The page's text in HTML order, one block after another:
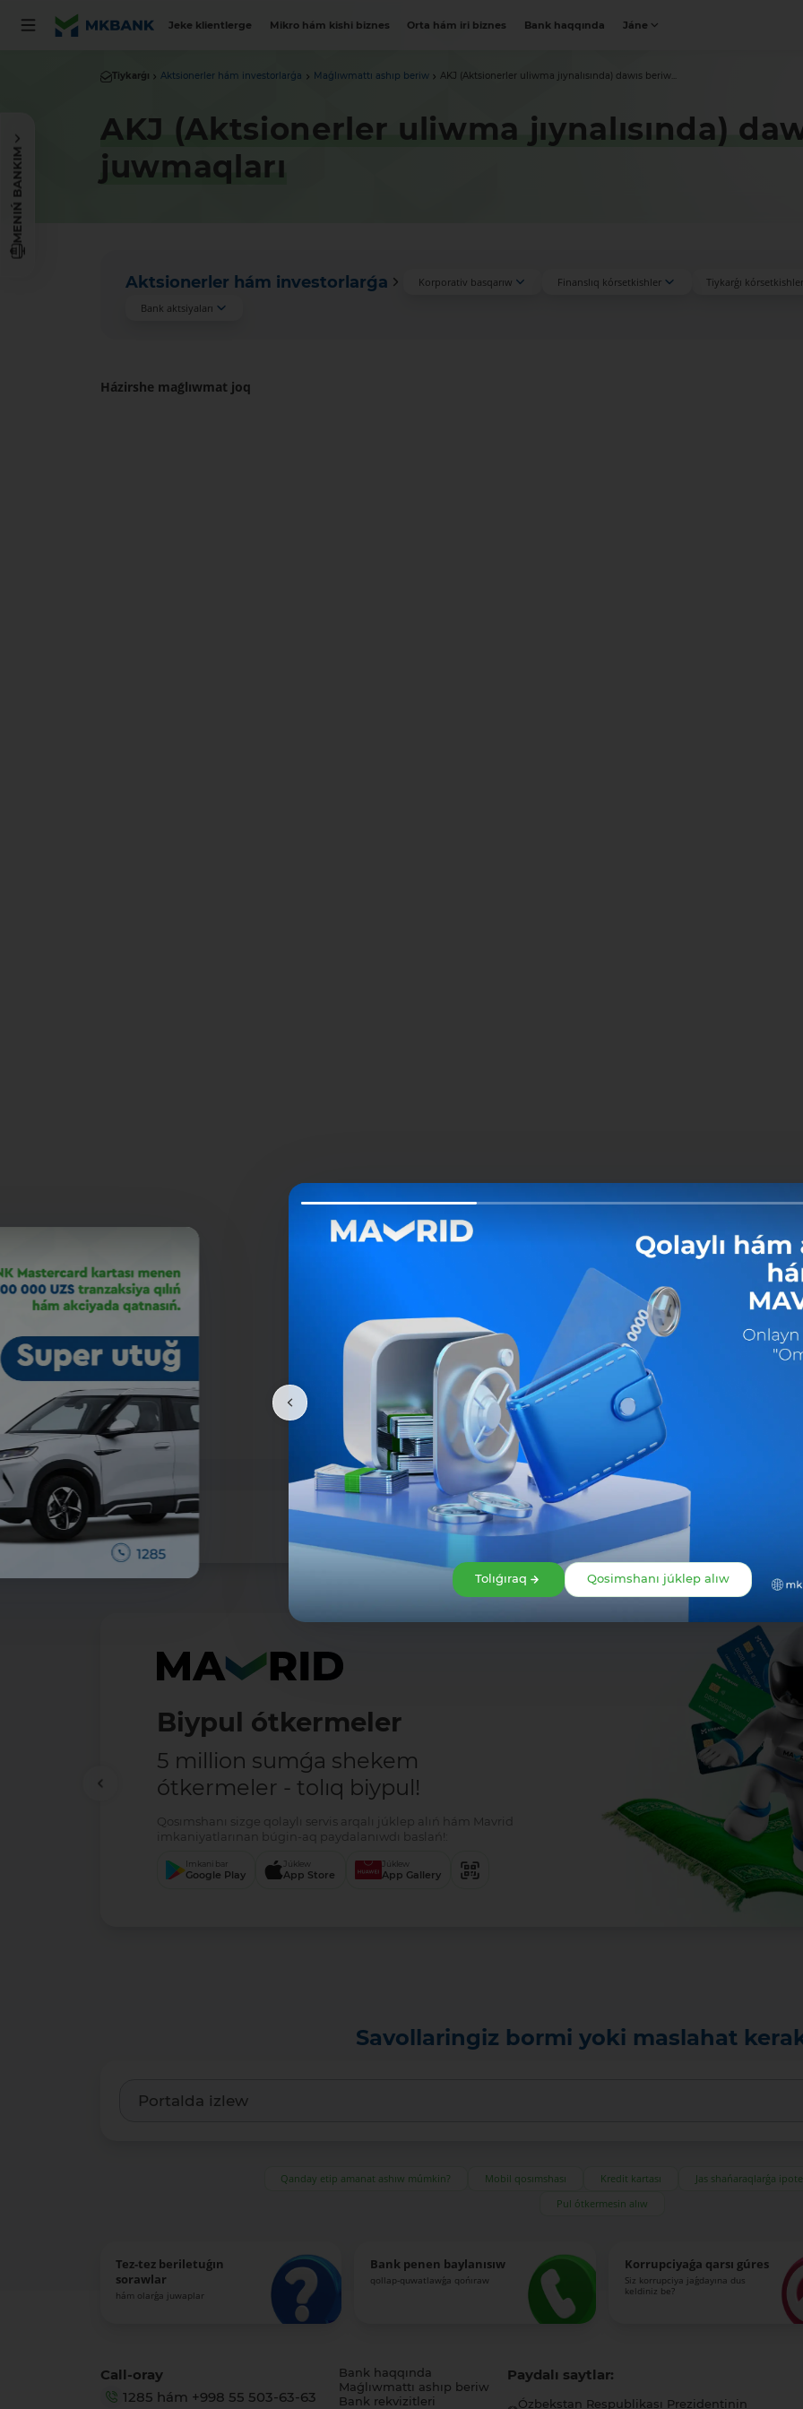
Jeke klientlerge Mikro hám kishi biznes Orta hám iri biznes Bank haqqında Jáne
MENIŃ BANKIM
Tiykarǵı Aktsionerler hám investorlarǵa Maǵlıwmattı ashıp beriw AKJ (Aktsionerler uliwma jıynalısında) dawıs beriw...
AKJ (Aktsionerler uliwma jıynalısında)
juwmaqları
Aktsionerler hám investorlarǵa Korporativ basqarıw Finanslıq kórsetkishler Tiykarǵı kórsetkishler
Bank aktsiyaları
Házirshe maǵlıwmat joq
Bólisiw: Facebook Telegram
Biypul ótkermeler
5 million sumǵa shekem
ótkermeler - tolıq biypul!
Qosımshanı sizge qolaylı servis arqalı júklep alıń hám Mavrid
imkaniyatlarınan búgin-aq paydalanıwdı baslań!:
Imkani bar
Google Play
Júklew
App Store
Júklew
App Gallery
Savollaringiz bormi yoki maslahat
Qanday etip amanat ashıw múmkin? Mobil qosımshası Kredit kartası Jas shańaraqlarǵa
Pul ótkermesin alıw
Tez-tez beriletuǵın
sorawlar
hám olarǵa juwaplar
Bank penen baylanısıw
qollap-quwatlawǵa qońıraw
Korrupciyaǵa qarsı gúres
Siz korrupciya jaǵdayına dus
keldiniz be?
Call-oray
1285 hám +998 55 503-63-63
Bank haqqında
Maǵlıwmattı ashıp beriw
Bank rekvizitleri
Paydalı saytlar:
Ózbekstan Respublikası Prezidentinin
Tolıǵıraq Qosimshanı júklep alıw